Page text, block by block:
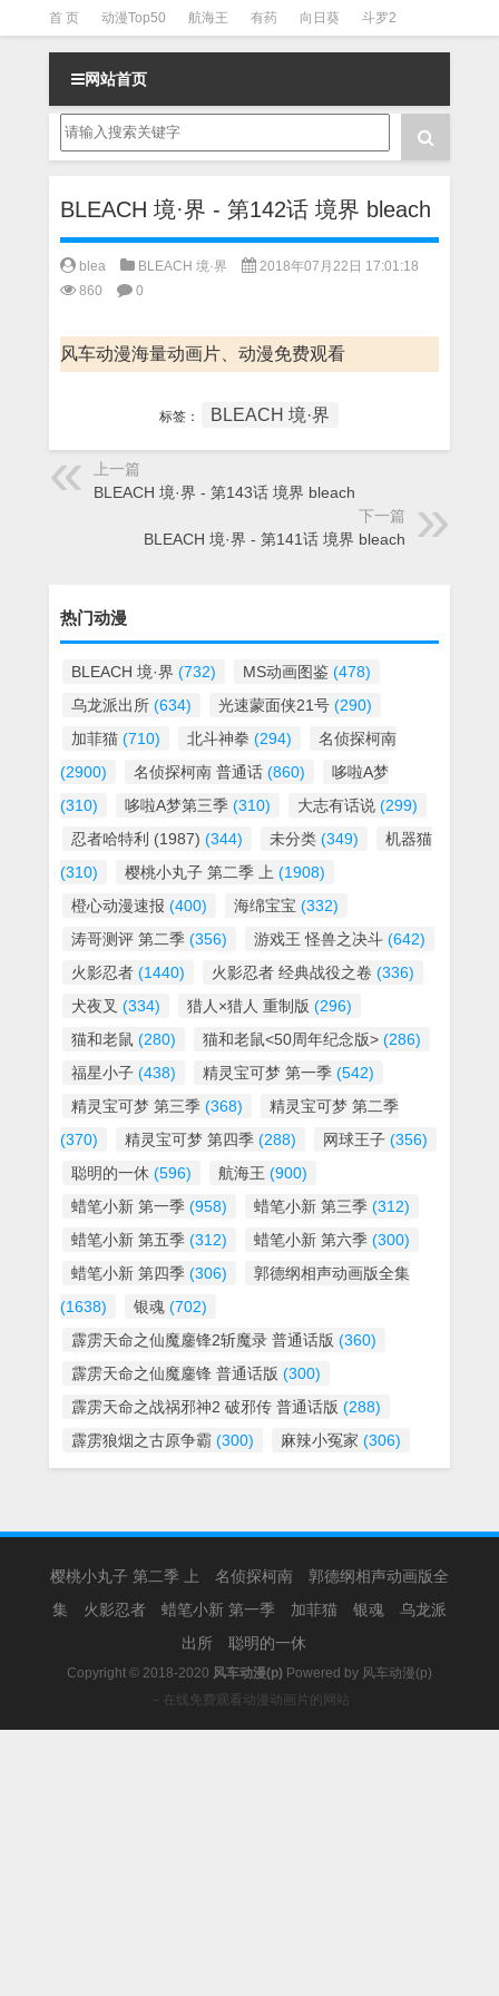
首 页 动漫Top50 航海王 有药 向日葵 斗罗2
斗罗3 火影 一拳超人 柯南 阴阳师 节目清单
网站首页
BLEACH 境·界 - 第142话 境界 bleach
blea BLEACH 境·界
2018年07月22日 17:01:18
860
0
风车动漫海量动画片、动漫免费观看
标签： BLEACH 境·界
上一篇
BLEACH 境·界 - 第143话 境界 bleach
下一篇
BLEACH 境·界 - 第141话 境界 bleach
热门动漫
BLEACH 境·界 (732) MS动画图鉴 (478)
乌龙派出所 (634) 光速蒙面侠21号 (290)
加菲猫 (710) 北斗神拳 (294)
名侦探柯南
(2900)
名侦探柯南 普通话 (860)
哆啦A梦
(310)
哆啦A梦第三季 (310) 大志有话说 (299)
忍者哈特利 (1987) (344) 未分类 (349)
机器猫
(310)
樱桃小丸子 第二季 上 (1908)
橙心动漫速报 (400) 海绵宝宝 (332)
涛哥测评 第二季 (356) 游戏王 怪兽之决斗 (642)
火影忍者 (1440) 火影忍者 经典战役之卷 (336)
犬夜叉 (334) 猎人×猎人 重制版 (296)
猫和老鼠 (280) 猫和老鼠<50周年纪念版> (286)
福星小子 (438) 精灵宝可梦 第一季 (542)
精灵宝可梦 第三季 (368)
精灵宝可梦 第二季
(370)
精灵宝可梦 第四季 (288) 网球王子 (356)
聪明的一休 (596) 航海王 (900)
蜡笔小新 第一季 (958) 蜡笔小新 第三季 (312)
蜡笔小新 第五季 (312) 蜡笔小新 第六季 (300)
蜡笔小新 第四季 (306)
郭德纲相声动画版全集
(1638)
银魂 (702)
霹雳天命之仙魔鏖锋2斩魔录 普通话版 (360)
霹雳天命之仙魔鏖锋 普通话版 (300)
霹雳天命之战祸邪神2 破邪传 普通话版 (288)
霹雳狼烟之古原争霸 (300) 麻辣小冤家 (306)
樱桃小丸子 第二季 上 名侦探柯南
郭德纲相声动画版全
集
火影忍者 蜡笔小新 第一季 加菲猫 银魂
乌龙派
出所
聪明的一休
Copyright © 2018-2020 风车动漫(p) Powered by 风车动漫(p)
－在线免费观看动漫动画片的网站